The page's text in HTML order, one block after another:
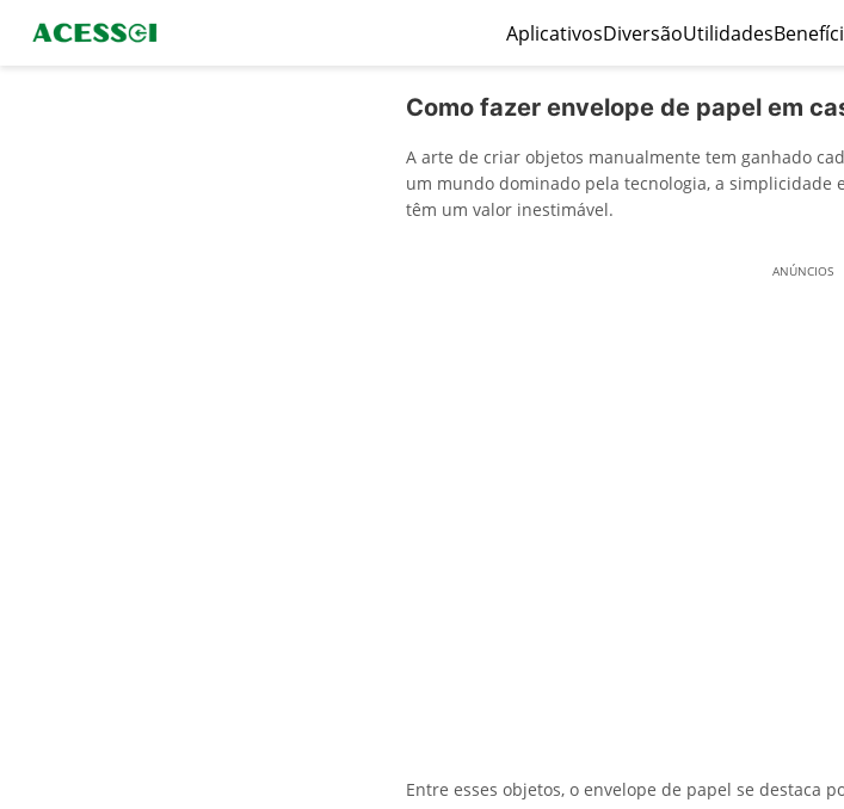
AplicativosDiversãoUtilidades
Como fazer envelope de papel em
A arte de criar objetos manualmente tem ganhado
um mundo dominado pela tecnologia, a simplicidade
têm um valor inestimável.
ANÚNCIOS
Entre esses objetos, o envelope de papel se destaca